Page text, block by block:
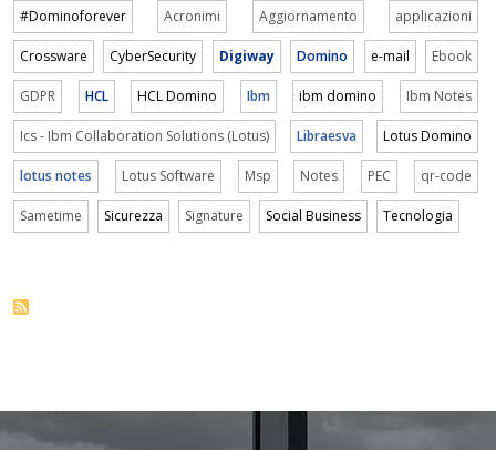
#Dominoforever Acronimi Aggiornamento applicazioni
Crossware CyberSecurity Digiway Domino e-mail Ebook
GDPR HCL HCL Domino Ibm ibm domino Ibm Notes
Ics - Ibm Collaboration Solutions (Lotus) Libraesva Lotus Domino
lotus notes Lotus Software Msp Notes PEC qr-code
Sametime Sicurezza Signature Social Business Tecnologia